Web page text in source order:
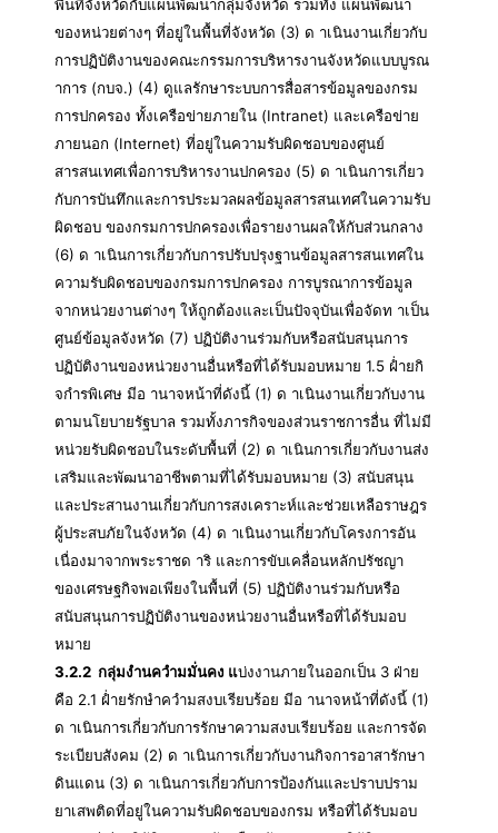
พื้นที่จังหวัดกับแผนพัฒนากลุ่มจังหวัด รวมทั้ง แผนพัฒนา
ของหน่วยต่างๆ ที่อยู่ในพื้นที่จังหวัด (3) ด าเนินงานเกี่ยวกับ
การปฏิบัติงานของคณะกรรมการบริหารงานจังหวัดแบบบูรณ
าการ (กบจ.) (4) ดูแลรักษาระบบการสื่อสารข้อมูลของกรม
การปกครอง ทั้งเครือข่ายภายใน (Intranet) และเครือข่าย
ภายนอก (Internet) ที่อยู่ในความรับผิดชอบของศูนย์
สารสนเทศเพื่อการบริหารงานปกครอง (5) ด าเนินการเกี่ยว
กับการบันทึกและการประมวลผลข้อมูลสารสนเทศในความรับ
ผิดชอบ ของกรมการปกครองเพื่อรายงานผลให้กับส่วนกลาง
(6) ด าเนินการเกี่ยวกับการปรับปรุงฐานข้อมูลสารสนเทศใน
ความรับผิดชอบของกรมการปกครอง การบูรณาการข้อมูล
จากหน่วยงานต่างๆ ให้ถูกต้องและเป็นปัจจุบันเพื่อจัดท าเป็น
ศูนย์ข้อมูลจังหวัด (7) ปฏิบัติงานร่วมกับหรือสนับสนุนการ
ปฏิบัติงานของหน่วยงานอื่นหรือที่ได้รับมอบหมาย 1.5 ฝ่ำยกิ
จกำรพิเศษ มีอ านาจหน้าที่ดังนี้ (1) ด าเนินงานเกี่ยวกับงาน
ตามนโยบายรัฐบาล รวมทั้งภารกิจของส่วนราชการอื่น ที่ไม่มี
หน่วยรับผิดชอบในระดับพื้นที่ (2) ด าเนินการเกี่ยวกับงานส่ง
เสริมและพัฒนาอาชีพตามที่ได้รับมอบหมาย (3) สนับสนุน
และประสานงานเกี่ยวกับการสงเคราะห์และช่วยเหลือราษฎร
ผู้ประสบภัยในจังหวัด (4) ด าเนินงานเกี่ยวกับโครงการอัน
เนื่องมาจากพระราชด าริ และการขับเคลื่อนหลักปรัชญา
ของเศรษฐกิจพอเพียงในพื้นที่ (5) ปฏิบัติงานร่วมกับหรือ
สนับสนุนการปฏิบัติงานของหน่วยงานอื่นหรือที่ได้รับมอบ
หมาย
3.2.2 กลุ่มงำนควำมมั่นคง แบ่งงานภายในออกเป็น 3 ฝ่าย
คือ 2.1 ฝ่ำยรักษำควำมสงบเรียบร้อย มีอ านาจหน้าที่ดังนี้ (1)
ด าเนินการเกี่ยวกับการรักษาความสงบเรียบร้อย และการจัด
ระเบียบสังคม (2) ด าเนินการเกี่ยวกับงานกิจการอาสารักษา
ดินแดน (3) ด าเนินการเกี่ยวกับการป้องกันและปราบปราม
ยาเสพติดที่อยู่ในความรับผิดชอบของกรม หรือที่ได้รับมอบ